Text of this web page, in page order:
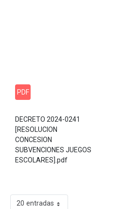
PDF
DECRETO 2024-0241
[RESOLUCION
CONCESION
SUBVENCIONES JUEGOS
ESCOLARES].pdf
20 entradas